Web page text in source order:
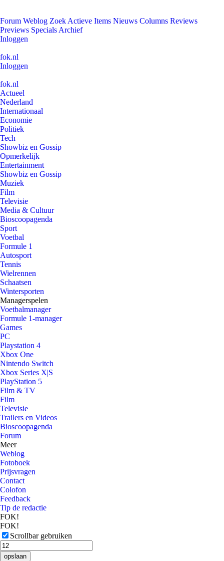
Forum Weblog Zoek Actieve Items Nieuws Columns Reviews
Previews Specials Archief
Inloggen
fok.nl
Inloggen
fok.nl
Actueel
Nederland
Internationaal
Economie
Politiek
Tech
Showbiz en Gossip
Opmerkelijk
Entertainment
Showbiz en Gossip
Muziek
Film
Televisie
Media & Cultuur
Bioscoopagenda
Sport
Voetbal
Formule 1
Autosport
Tennis
Wielrennen
Schaatsen
Wintersporten
Managerspelen
Voetbalmanager
Formule 1-manager
Games
PC
Playstation 4
Xbox One
Nintendo Switch
Xbox Series X|S
PlayStation 5
Film & TV
Film
Televisie
Trailers en Videos
Bioscoopagenda
Forum
Meer
Weblog
Fotoboek
Prijsvragen
Contact
Colofon
Feedback
Tip de redactie
FOK!
FOK!
Scrollbar gebruiken
opslaan